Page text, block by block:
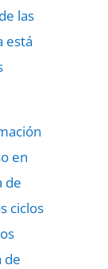
las
está
en
de
ciclos
de